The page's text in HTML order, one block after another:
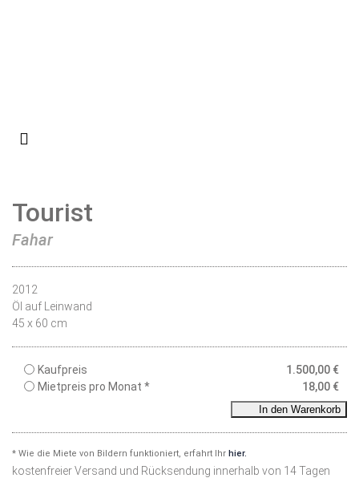
Tourist
Fahar
2012
Öl auf Leinwand
45 x 60 cm
Kaufpreis 1.500,00 €
Mietpreis pro Monat *
18,00 €
In den Warenkorb
* Wie die Miete von Bildern funktioniert, erfahrt Ihr hier.
kostenfreier Versand und Rücksendung innerhalb von 14 Tagen